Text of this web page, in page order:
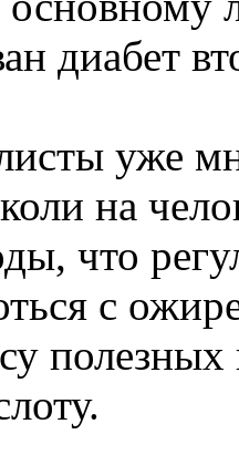
диабет
уже
на
что
с
полезных